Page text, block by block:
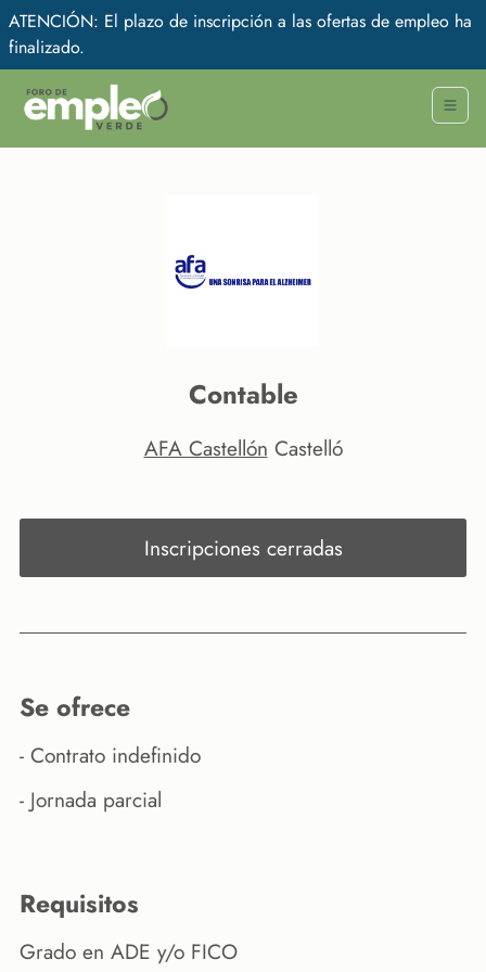
ATENCIÓN: El plazo de inscripción a las ofertas de empleo ha
finalizado.
Contable
AFA Castellón Castelló
Inscripciones cerradas
se ofrece
- Contrato indefinido
- Jornada parcial
requisitos
Grado en ADE y/o FICO